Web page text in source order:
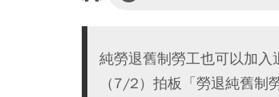
純勞退舊制勞工也可以加
（7/2）拍板「勞退純舊